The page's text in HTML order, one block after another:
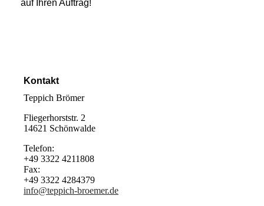
auf Ihren Auftrag!
Kontakt
Teppich Brömer
Fliegerhorststr. 2
14621 Schönwalde
Telefon:
+49 3322 4211808
Fax:
+49 3322 4284379
info@teppich-broemer.de